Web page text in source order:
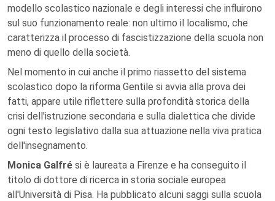
modello scolastico nazionale e degli interessi che influirono
sul suo funzionamento reale: non ultimo il localismo, che
caratterizza il processo di fascistizzazione della scuola non
meno di quello della società.
Nel momento in cui anche il primo riassetto del sistema
scolastico dopo la riforma Gentile si avvia alla prova dei
fatti, appare utile riflettere sulla profondità storica della
crisi dell'istruzione secondaria e sulla dialettica che divide
ogni testo legislativo dalla sua attuazione nella viva pratica
dell'insegnamento.
Monica Galfré si è laureata a Firenze e ha conseguito il
titolo di dottore di ricerca in storia sociale europea
all'Università di Pisa. Ha pubblicato alcuni saggi sulla scuola